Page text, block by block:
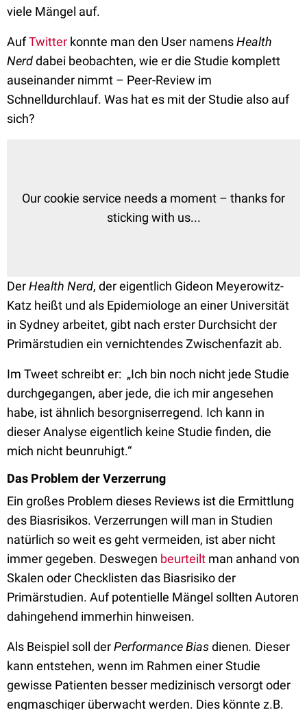
viele Mängel auf.
AufTwitter konnte man den User namensHealth
Nerddabei beobachten, wie er die Studie komplett
auseinander nimmt – Peer-Review im
Schnelldurchlauf. Was hat es mit der Studie also auf
sich?
Our cookie service needs a moment – thanks for
sticking with us...
DerHealth Nerd, der eigentlich Gideon Meyerowitz-
Katz heißt und als Epidemiologe an einer Universität
in Sydney arbeitet, gibt nach erster Durchsicht der
Primärstudien ein vernichtendes Zwischenfazit ab.
Im Tweet schreibt er: „Ich bin noch nicht jede Studie
durchgegangen, aber jede, die ich mir angesehen
habe, ist ähnlich besorgniserregend. Ich kann in
dieser Analyse eigentlich keine Studie finden, die
mich nicht beunruhigt.“
Das Problem der Verzerrung
Ein großes Problem dieses Reviews ist die Ermittlung
des Biasrisikos. Verzerrungen will man in Studien
natürlich so weit es geht vermeiden, ist aber nicht
immer gegeben. Deswegen beurteilt man anhand von
Skalen oder Checklisten das Biasrisiko der
Primärstudien. Auf potentielle Mängel sollten Autoren
dahingehend immerhin hinweisen.
Als Beispiel soll derPerformance Biasdienen. Dieser
kann entstehen, wenn im Rahmen einer Studie
gewisse Patienten besser medizinisch versorgt oder
engmaschiger überwacht werden. Dies könnte z.B.